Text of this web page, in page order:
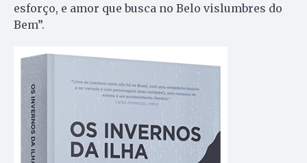
esforço, e amor que busca no Belo vislumbres do
Bem”.